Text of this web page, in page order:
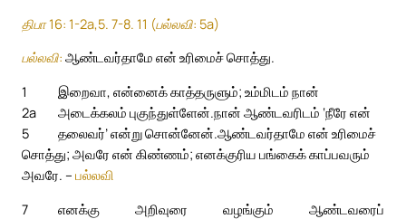
திபா 16: 1-2a,5. 7-8. 11 (பல்லவி: 5a)
பல்லவி: ஆண்டவர்தாமே என் உரிமைச் சொத்து.
1
இறைவா, என்னைக் காத்தருளும்; உம்மிடம் நான்
அடைக்கலம் புகுந்துள்ளேன்.
2a
நான் ஆண்டவரிடம் ‘நீரே என்
தலைவர்’ என்று சொன்னேன்.
5
ஆண்டவர்தாமே என் உரிமைச்
சொத்து; அவரே என் கிண்ணம்; எனக்குரிய பங்கைக் காப்பவரும்
அவரே. – பல்லவி
7
எனக்கு அறிவுரை வழங்கும் ஆண்டவரைப்